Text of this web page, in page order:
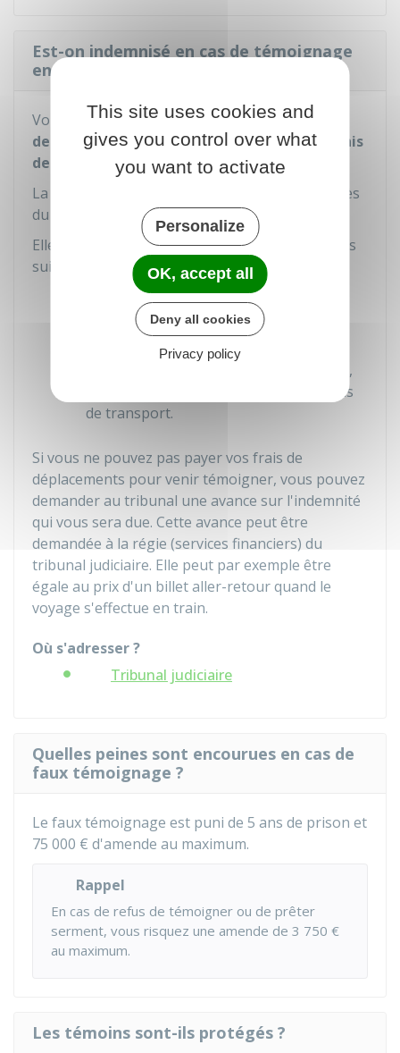
Est-on indemnisé en cas de témoignage
en justice ?
Vous avez droit à des indemnités pour laperte
de vos revenuset auremboursement des frais
de transportdépensés pour venir au tribunal.
La demande d'indemnisation est déposée auprès
du greffier à l'audience.
Elle est accompagnée des documents justificatifs
suivants :
Attestation délivrée par l'employeur ou
bulletin de salaire pour justifier de la
perte de salaire ou de traitement
Titres de transport utilisés (train, avion,
bus par exemple) pour justifier des frais
de transport.
Si vous ne pouvez pas payer vos frais de
déplacements pour venir témoigner, vous pouvez
demander au tribunal une avance sur l'indemnité
qui vous sera due. Cette avance peut être
demandée à la régie (services financiers) du
tribunal judiciaire. Elle peut par exemple être
égale au prix d'un billet aller-retour quand le
voyage s'effectue en train.
Où s'adresser ?
Tribunal judiciaire
Quelles peines sont encourues en cas de
faux témoignage ?
Le faux témoignage est puni de 5 ans de prison et
75 000 € d'amende au maximum.
Rappel
En cas de refus de témoigner ou de prêter
serment, vous risquez une amende de 3 750 €
au maximum.
Les témoins sont-ils protégés ?
This site uses cookies and
gives you control over what
you want to activate
Personalize
OK, accept all
Deny all cookies
Privacy policy